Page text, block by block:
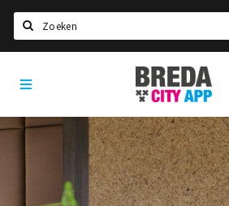
Home
Agenda
Nieuws, interviews & blogs
Breda
City
App